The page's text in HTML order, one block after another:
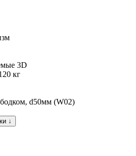
3D
кг
d50мм (W02)
↓